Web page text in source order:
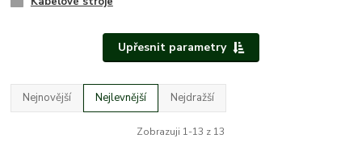
Upřesnit parametry
Nejnovější Nejlevnější Nejdražší
Zobrazuji 1-13 z 13